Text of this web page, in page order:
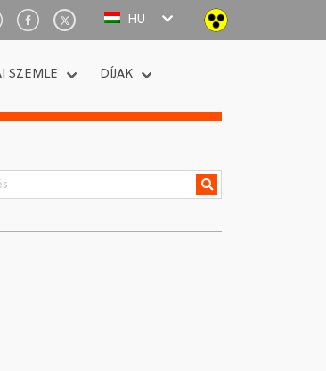
HU
SZEMLE DÍJAK